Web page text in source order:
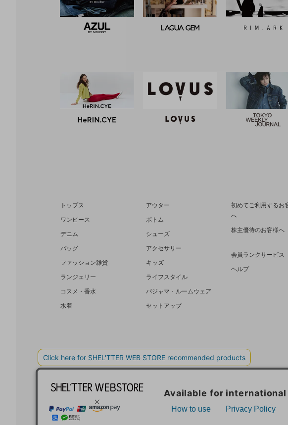
トップス
アウター
ワンピース
ボトム
デニム
シューズ
バッグ
アクセサリー
ファッション雑貨
キッズ
ランジェリー
ライフスタイル
コスメ・香水
パジャマ・ルームウェア
水着
セットアップ
初めてご利用するお
へ
株主優待のお客様へ
会員ランクサービス
ヘルプ
BAROQUE JAPAN LIMITED
COPYRIGHT © BAROQUE JAPAN LIMITED ALL RIGHTS RESERVED.